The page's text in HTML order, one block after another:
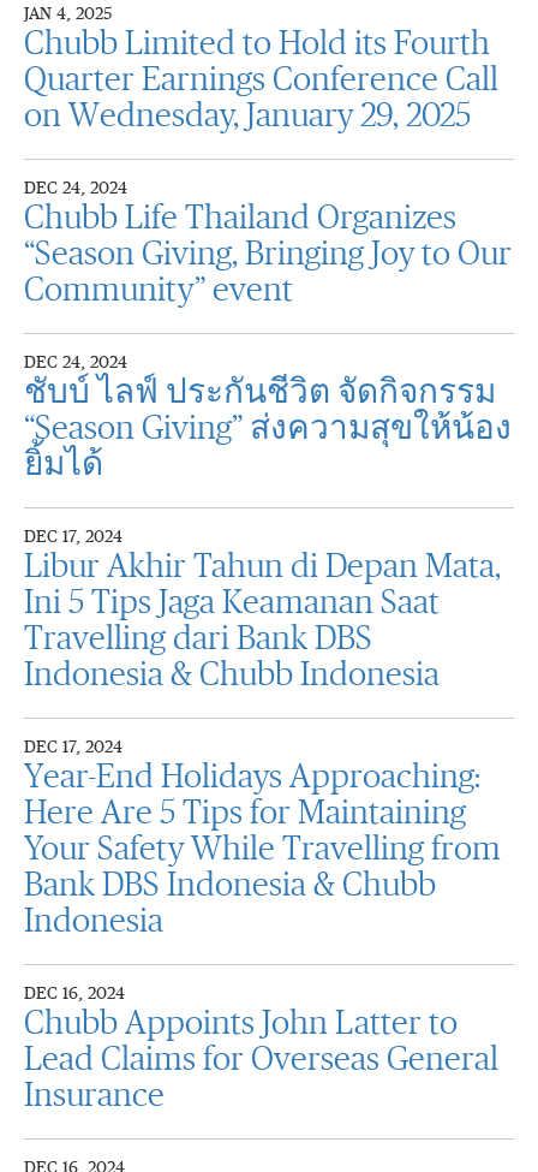
JAN 4, 2025
Chubb Limited to Hold its Fourth
Quarter Earnings Conference Call
on Wednesday, January 29, 2025
DEC 24, 2024
Chubb Life Thailand Organizes
“Season Giving, Bringing Joy to Our
Community” event
DEC 24, 2024
ชับบ์ ไลฟ์ ประกันชีวิต จัดกิจกรรม
“Season Giving” ส่งความสุขให้น้อง
ยิ้มได้
DEC 17, 2024
Libur Akhir Tahun di Depan Mata,
Ini 5 Tips Jaga Keamanan Saat
Travelling dari Bank DBS
Indonesia & Chubb Indonesia
DEC 17, 2024
Year-End Holidays Approaching:
Here Are 5 Tips for Maintaining
Your Safety While Travelling from
Bank DBS Indonesia & Chubb
Indonesia
DEC 16, 2024
Chubb Appoints John Latter to
Lead Claims for Overseas General
Insurance
DEC 16, 2024